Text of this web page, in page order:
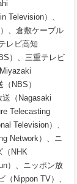
Television）、
、倉敷ケーブル
レビ高知
）、三重テレビ
NBS）
送（Nagasaki
Telecasting
Television）、
Network）、ニ
（NHK
）、ニッポン放
Nippon TV）、